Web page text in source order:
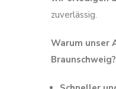
zuverlässig.
Warum unser
Braunschweig?